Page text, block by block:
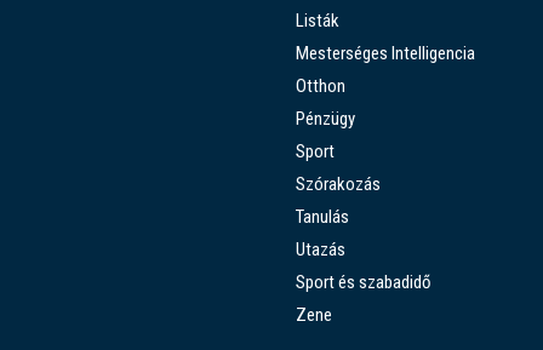
Listák
Mesterséges Intelligencia
Otthon
Pénzügy
Sport
Szórakozás
Tanulás
Utazás
Sport és szabadidő
Zene